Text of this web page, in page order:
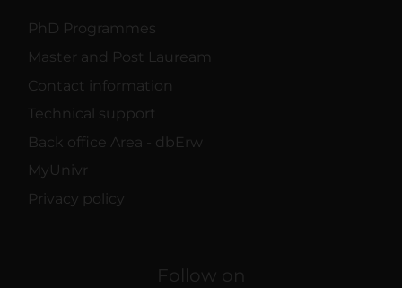
PhD Programmes
Master and Post Lauream
Contact information
Technical support
Back office Area - dbErw
MyUnivr
Privacy policy
Follow on